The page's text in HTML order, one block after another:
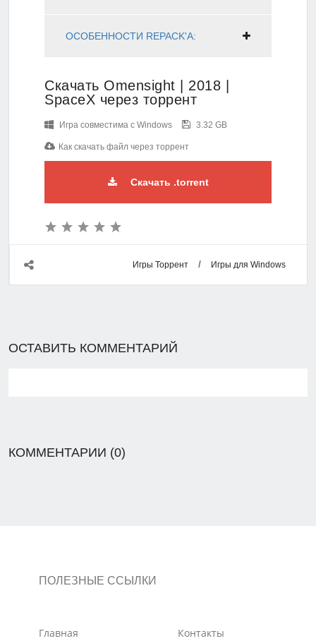
ОСОБЕННОСТИ REPACK'A:
Скачать Omensight | 2018 |
SpaceX через торрент
Игра совместима с Windows 3.32 GB
Как скачать файл через торрент
Скачать .torrent
Игры Торрент / Игры для Windows
ОСТАВИТЬ КОММЕНТАРИЙ
КОММЕНТАРИИ (0)
ПОЛЕЗНЫЕ ССЫЛКИ
Главная
Контакты